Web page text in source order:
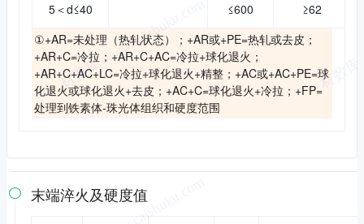
5＜d≤40 ≤600
≥62
①+AR=未处理（热轧状态）；+AR或+PE=热轧或去皮；
+AR+C=冷拉；+AR+C+AC=冷拉+球化退火；
+AR+C+AC+LC=冷拉+球化退火+精整；+AC或+AC+PE=球
化退火或球化退火+去皮；+AC+C=球化退火+冷拉；+FP=
处理到铁素体-珠光体组织和硬度范围
 末端淬火及硬度值